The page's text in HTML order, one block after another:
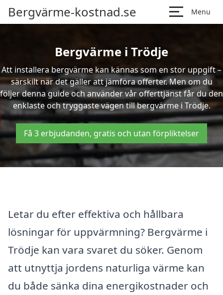
Bergvärme-kostnad.se Menu
Bergvärme i Trödje
Att installera bergvärme kan kännas som en stor uppgift –
särskilt när det gäller att jämföra offerter. Men om du
följer denna guide och använder vår offerttjänst får du den
enklaste och tryggaste vägen till bergvärme i Trödje.
Få 3 erbjudanden, gratis och utan förpliktelser
Letar du efter effektiva och hållbara
lösningar för uppvärmning? Bergvärme i
Trödje kan vara svaret du söker. Genom
att utnyttja jordens naturliga värme kan
du både sänka dina energikostnader och